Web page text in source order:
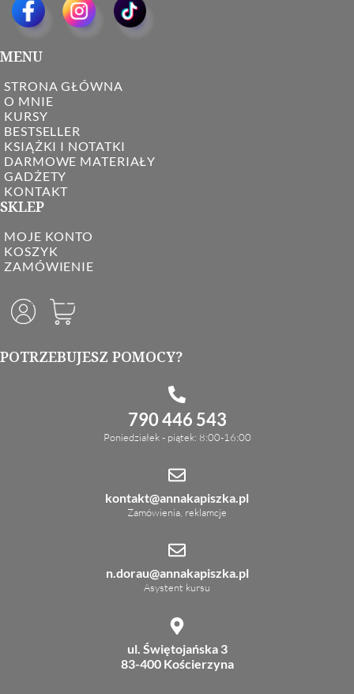
MENU
STRONA GŁÓWNA
O MNIE
KURSY
BESTSELLER
KSIĄŻKI I NOTATKI
DARMOWE MATERIAŁY
GADŻETY
KONTAKT
SKLEP
MOJE KONTO
KOSZYK
ZAMÓWIENIE
POTRZEBUJESZ POMOCY?
790 446 543
Poniedziałek - piątek: 8:00-16:00
kontakt@annakapiszka.pl
Zamówienia, reklamcje
n.dorau@annakapiszka.pl
Asystent kursu
ul. Świętojańska 3
83-400 Kościerzyna